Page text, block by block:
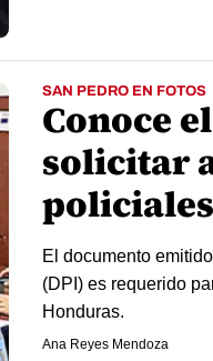
SAN PEDRO EN FOTOS
Conoce
solicitar
El documento
(DPI) es requerido
Honduras.
Ana Reyes Mendoza